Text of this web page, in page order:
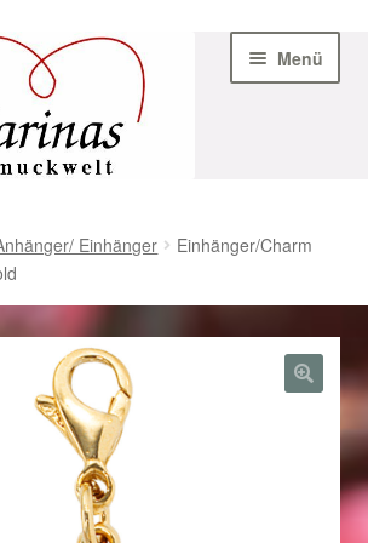
Menü
2023
2024
Einhänger
Einhänger/Charm